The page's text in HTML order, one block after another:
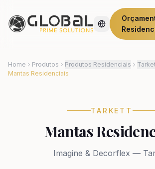
Home Produtos Produtos Residenciais
Mantas Residenciais
TARKETT
Mantas
Imagine & Decorflex —